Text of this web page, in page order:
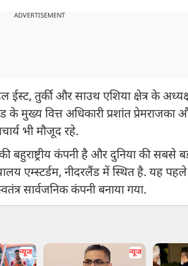
ADVERTISEMENT
तुर्की और साउथ एशिया क्षेत्र के
के मुख्य वित्त अधिकारी प्रशांत प्रेमराजका
भी मौजूद रहे.
बहुराष्ट्रीय कंपनी है और दुनिया की सबसे
एम्स्टर्डम, नीदरलैंड में स्थित है. यह
सार्वजनिक कंपनी बनाया गया.
न्यूज न्यूज